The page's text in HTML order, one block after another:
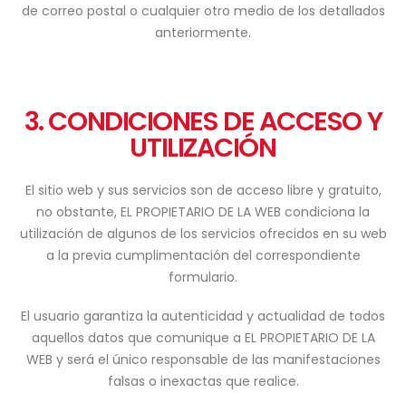
de correo postal o cualquier otro medio de los detallados
anteriormente.
3. CONDICIONES DE ACCESO Y
UTILIZACIÓN
El sitio web y sus servicios son de acceso libre y gratuito,
no obstante, EL PROPIETARIO DE LA WEB condiciona la
utilización de algunos de los servicios ofrecidos en su web
a la previa cumplimentación del correspondiente
formulario.
El usuario garantiza la autenticidad y actualidad de todos
aquellos datos que comunique a EL PROPIETARIO DE LA
WEB y será el único responsable de las manifestaciones
falsas o inexactas que realice.